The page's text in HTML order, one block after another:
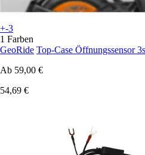
+-3
1 Farben
GeoRide Top-Case Öffnungssensor 3s
Ab 59,00 €
54,69 €